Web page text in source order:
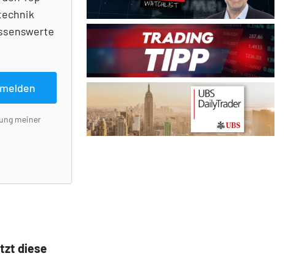
meiner
diese